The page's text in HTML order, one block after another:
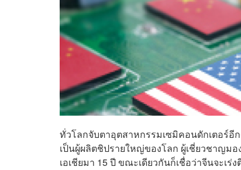
ทั่วโลกจับตาอุตสาหกรรมเซมิคอนดักเตอร์อี
เป็นผู้ผลิตชิปรายใหญ่ของโลก ผู้เชี่ยวชาญม
เอเชียมา 15 ปี ขณะเดียวกันก็เชื่อว่าจีนจะเร่